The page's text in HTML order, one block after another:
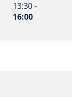
13:30 -
16:00